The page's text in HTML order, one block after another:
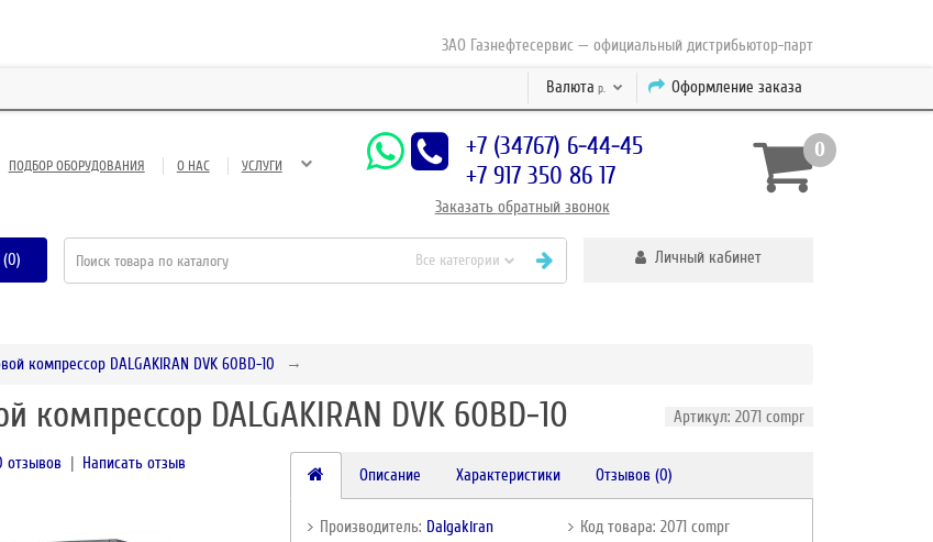
ЗАО Газнефтесервис — официальный дистрибьютор-партнер концерна ESAB с
Оформление заказа
Валюта р.
ПОДБОР ОБОРУДОВАНИЯ О НАС УСЛУГИ
+7 (34767) 6-44-45
+7 917 350 86 17
Заказать обратный звонок
0
Все категории Личный кабинет
компрессор DALGAKIRAN DVK 60BD-10
компрессор DALGAKIRAN DVK 60BD-10 Артикул: 2071 compr
отзывов | Написать отзыв
Описание Характеристики Отзывов (0)
Производитель: Dalgakiran
Код товара: 2071 compr